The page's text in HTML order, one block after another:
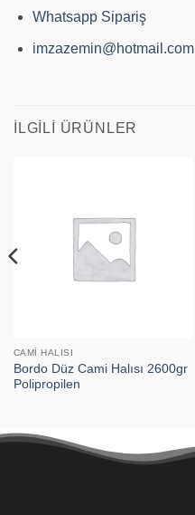
Whatsapp Sipariş
imzazemin@hotmail.com
İLGILI ÜRÜNLER
CAMI HALISI
Bordo Düz Cami Halısı 2600gr
Polipropilen